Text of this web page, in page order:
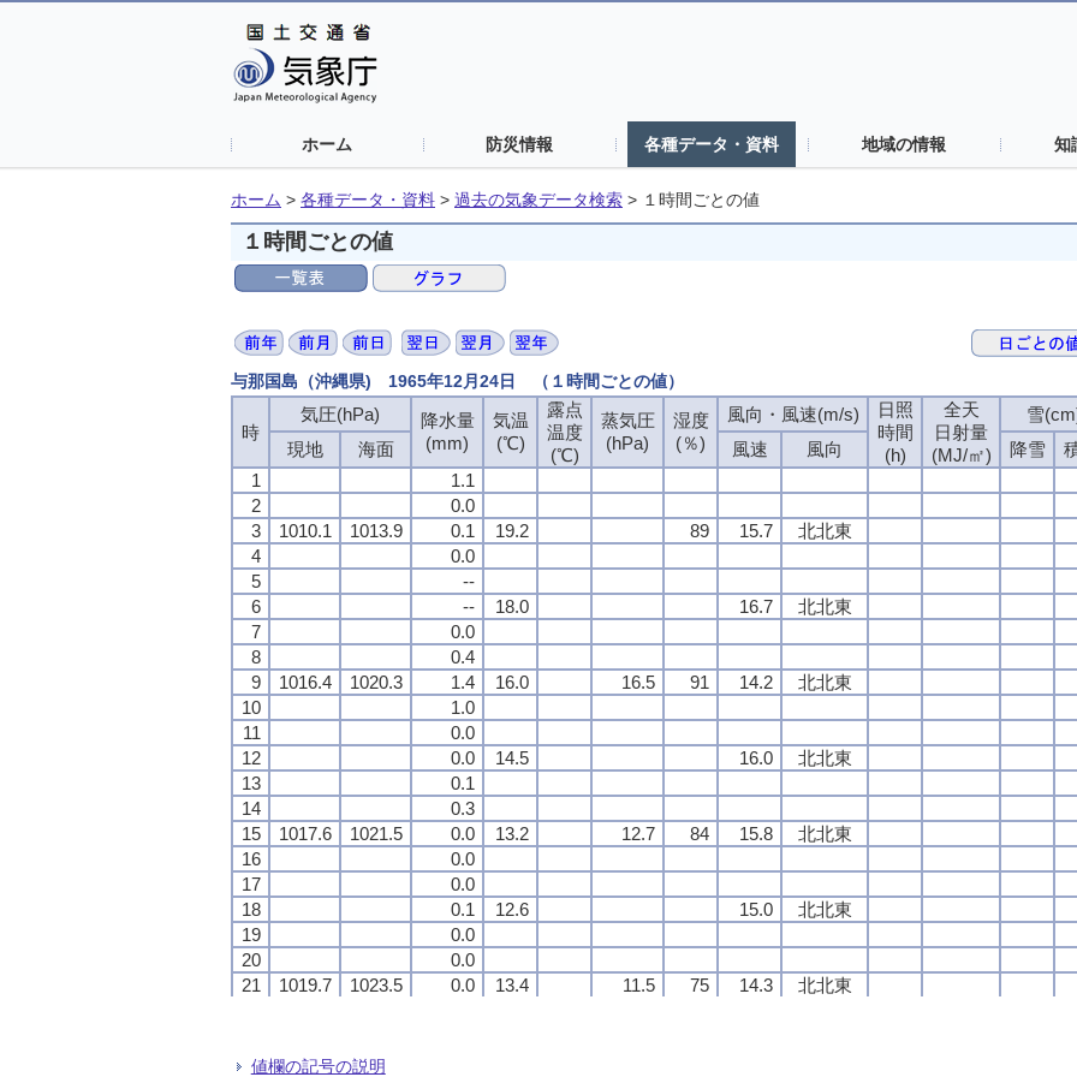
ホーム 防災情報 各種データ・資料 地域の情報 知
ホーム > 各種データ・資料 > 過去の気象データ検索 > １時間ごとの値
１時間ごとの値
与那国島（沖縄県) 1965年12月24日 （１時間ごとの値）
時
気圧(hPa)
降水量
(mm)
気温
(℃)
露点
温度
(℃)
蒸気圧
(hPa)
湿度
(％)
風向・風速(m/s)
日照
時間
(h)
全天
日射量
(MJ/㎡)
雪
現地 海面 風速 風向 降雪
1
1.1
2
0.0
3
1010.1 1013.9 0.1 19.2 89 15.7
北北東
4
0.0
5
--
6
-- 18.0 16.7
北北東
7
0.0
8
0.4
9
1016.4 1020.3 1.4 16.0 16.5 91 14.2 北北東
10
1.0
11
0.0
12
0.0 14.5 16.0
北北東
13
0.1
14
0.3
15
1017.6 1021.5 0.0 13.2 12.7 84 15.8 北北東
16
0.0
17
0.0
18
0.1 12.6 15.0
北北東
19
0.0
20
0.0
21
1019.7 1023.5 0.0 13.4 11.5 75 14.3 北北東
24
時
気圧(hPa)
降水量
(mm)
気温
(℃)
露点
温度
(℃)
蒸気圧
(hPa)
湿度
(％)
風向・風速(m/s)
日照
時間
(h)
全天
日射量
(MJ/㎡)
雪
現地 海面 風速 風向 降雪
1
1.1
2
0.0
3
1010.1 1013.9 0.1 19.2 89 15.7
北北東
4
0.0
5
--
6
-- 18.0 16.7
北北東
7
0.0
8
0.4
9
1016.4 1020.3 1.4 16.0 16.5 91 14.2 北北東
10
1.0
11
0.0
12
0.0 14.5 16.0
北北東
13
0.1
14
0.3
15
1017.6 1021.5 0.0 13.2 12.7 84 15.8 北北東
16
0.0
17
0.0
18
0.1 12.6 15.0
北北東
19
0.0
20
0.0
21
1019.7 1023.5 0.0 13.4 11.5 75 14.3 北北東
24
時
気圧(hPa)
降水量
(mm)
気温
(℃)
露点
温度
(℃)
蒸気圧
(hPa)
湿度
(％)
風向・風速(m/s)
日照
時間
(h)
全天
日射量
(MJ/㎡)
雪
現地 海面 風速 風向 降雪
1
1.1
2
0.0
3
1010.1 1013.9 0.1 19.2 89 15.7
北北東
4
0.0
5
--
6
-- 18.0 16.7
北北東
7
0.0
8
0.4
9
1016.4 1020.3 1.4 16.0 16.5 91 14.2 北北東
10
1.0
11
0.0
12
0.0 14.5 16.0
北北東
13
0.1
14
0.3
15
1017.6 1021.5 0.0 13.2 12.7 84 15.8 北北東
16
0.0
17
0.0
18
0.1 12.6 15.0
北北東
19
0.0
20
0.0
21
1019.7 1023.5 0.0 13.4 11.5 75 14.3 北北東
24
時
気圧(hPa)
降水量
(mm)
気温
(℃)
露点
温度
(℃)
蒸気圧
(hPa)
湿度
(％)
風向・風速(m/s)
日照
時間
(h)
全天
日射量
(MJ/㎡)
雪
現地 海面 風速 風向 降雪
1
1.1
2
0.0
3
1010.1 1013.9 0.1 19.2 89 15.7
北北東
4
0.0
5
--
6
-- 18.0 16.7
北北東
7
0.0
8
0.4
9
1016.4 1020.3 1.4 16.0 16.5 91 14.2 北北東
10
1.0
11
0.0
12
0.0 14.5 16.0
北北東
13
0.1
14
0.3
15
1017.6 1021.5 0.0 13.2 12.7 84 15.8 北北東
16
0.0
17
0.0
18
0.1 12.6 15.0
北北東
19
0.0
20
0.0
21
1019.7 1023.5 0.0 13.4 11.5 75 14.3 北北東
24
値欄の記号の説明